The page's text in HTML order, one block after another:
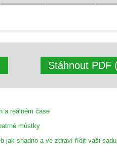
Stáhnout PDF
a reálném čase
můstky
jak snadno a ve zdraví řídit vaši sadu